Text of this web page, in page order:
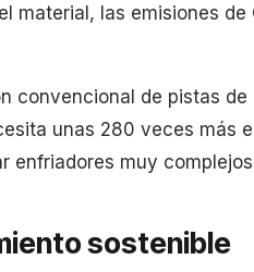
material, las emisiones de
convencional de pistas
unas 280 veces más
enfriadores muy
sostenible